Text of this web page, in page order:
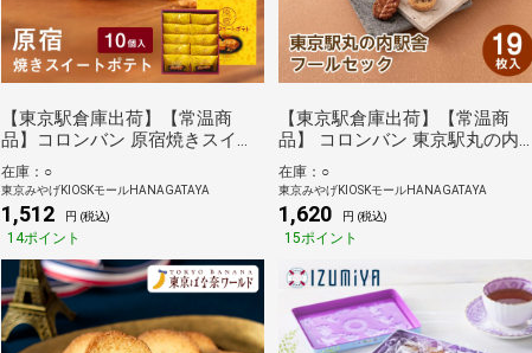
【東京駅倉庫出荷】【常温商
品】コロンバン 原宿焼きスイー
トポテト 10個入
在庫：○
東京みやげKIOSKモールHANAGATAYA
1,512 円 (税込)
14ポイント
【東京駅倉庫出荷】【常温商
品】 コロンバン 東京駅丸の内駅
舎フールセック 19枚入
在庫：○
東京みやげKIOSKモールHANAGATAYA
1,620 円 (税込)
15ポイント